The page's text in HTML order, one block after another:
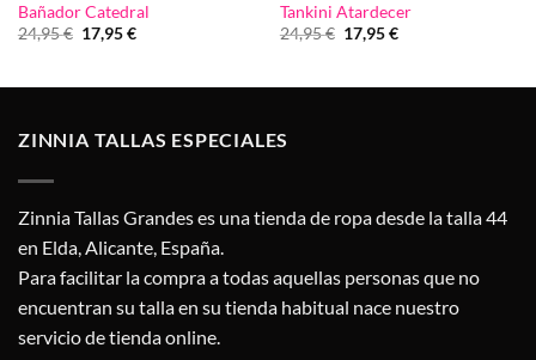
Bañador Catedral
24,95€ El
precio
17,95€El
Tankini Atardecer
24,95€ El
precio
17,95€El
ZINNIA TALLAS ESPECIALES
Zinnia Tallas Grandes es una tienda de ropa desde la talla 44
en Elda, Alicante, España.
Para facilitar la compra a todas aquellas personas que no
encuentran su talla en su tienda habitual nace nuestro
servicio de tienda online.